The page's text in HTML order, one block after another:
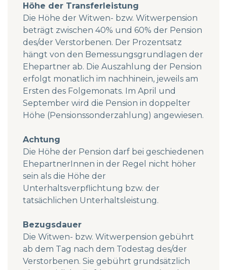
Höhe der Transferleistung
Die Höhe der Witwen- bzw. Witwerpension
beträgt zwischen 40% und 60% der Pension
des/der Verstorbenen. Der Prozentsatz
hängt von den Bemessungsgrundlagen der
Ehepartner ab. Die Auszahlung der Pension
erfolgt monatlich im nachhinein, jeweils am
Ersten des Folgemonats. Im April und
September wird die Pension in doppelter
Höhe (Pensionssonderzahlung) angewiesen.
Achtung
Die Höhe der Pension darf bei geschiedenen
EhepartnerInnen in der Regel nicht höher
sein als die Höhe der
Unterhaltsverpflichtung bzw. der
tatsächlichen Unterhaltsleistung.
Bezugsdauer
Die Witwen- bzw. Witwerpension gebührt
ab dem Tag nach dem Todestag des/der
Verstorbenen. Sie gebührt grundsätzlich